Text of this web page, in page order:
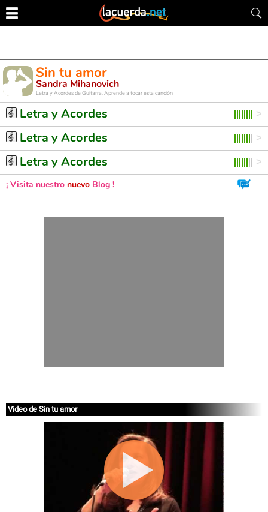
Sin tu amor
Sandra Mihanovich
Letra y Acordes de Guitarra. Aprende a tocar esta canción
Letra y Acordes
Letra y Acordes
Letra y Acordes
¡ Visita nuestro nuevo Blog !
Video de Sin tu amor